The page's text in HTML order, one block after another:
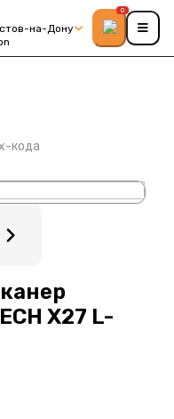
на-Дону
0
кода
X27 L-